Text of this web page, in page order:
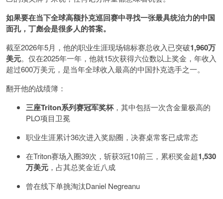
如果要在当下全球高额扑克巡回赛中寻找一张最具统治力的中国
面孔，丁彪会是很多人的答案。
截至2026年5月，他的职业生涯现场锦标赛总收入已突破1,960万
美元。仅在2025年一年，他就15次获得六位数以上奖金，年收入
超过600万美元，是当年全球收入最高的中国扑克选手之一。
翻开他的战绩簿：
三座Triton系列赛冠军奖杯，其中包括一次含金量极高的
PLO项目卫冕
职业生涯累计36次进入奖励圈，决赛桌常客已成常态
在Triton赛场入圈39次，斩获3冠10前三，累积奖金超1,530
万美元 ，占其总奖金近八成
曾在线下单挑淘汰Daniel Negreanu